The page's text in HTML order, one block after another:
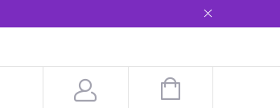
NÁKUPNÝ